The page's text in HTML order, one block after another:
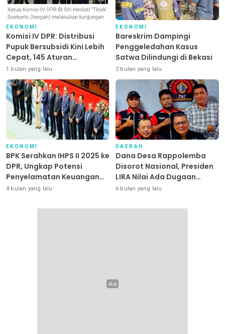
EKONOMI
Komisi IV DPR: Distribusi
Pupuk Bersubsidi Kini Lebih
Cepat, 145 Aturan
Dipangkas
1 bulan yang lalu
EKONOMI
Bareskrim Dampingi
Penggeledahan Kasus
Satwa Dilindungi di Bekasi
2 bulan yang lalu
EKONOMI
BPK Serahkan IHPS II 2025 ke
DPR, Ungkap Potensi
Penyelamatan Keuangan
Negara Puluhan Triliun
4 bulan yang lalu
DAERAH
Dana Desa Rappolemba
Disorot Nasional, Presiden
LIRA Nilai Ada Dugaan
Abuse of Power
6 bulan yang lalu